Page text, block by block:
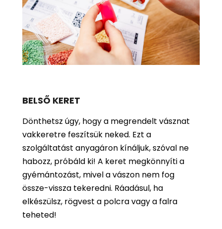
BELSŐ KERET
Dönthetsz úgy, hogy a megrendelt vásznat
vakkeretre feszítsük neked. Ezt a
szolgáltatást anyagáron kínáljuk, szóval ne
habozz, próbáld ki! A keret megkönnyíti a
gyémántozást, mivel a vászon nem fog
össze-vissza tekeredni. Ráadásul, ha
elkészülsz, rögvest a polcra vagy a falra
teheted!